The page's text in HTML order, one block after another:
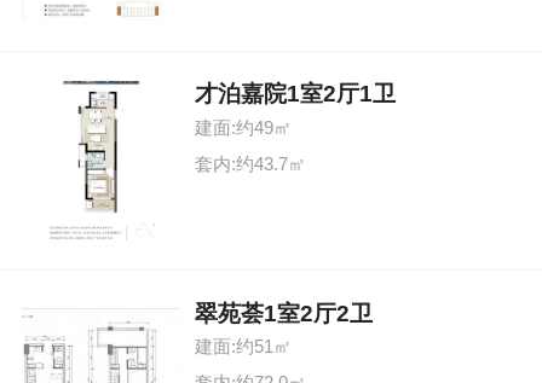
才泊嘉院1室2厅1卫
建面:约49㎡
套内:约43.7㎡
翠苑荟1室2厅2卫
建面:约51㎡